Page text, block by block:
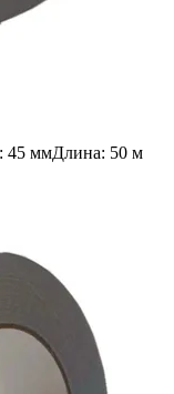
45 ммДлина: 50 м